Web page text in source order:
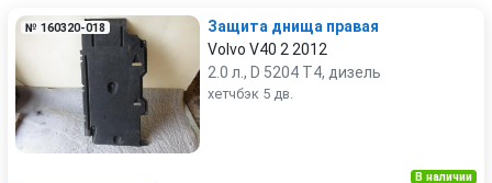
№ 160320-018
Защита днища правая
Volvo V40 2 2012
2.0 л., D 5204 T4, дизель
хетчбэк 5 дв.
В наличии